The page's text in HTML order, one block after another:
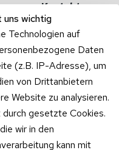
uns wichtig
Technologien auf
Daten
(z.B. IP-Adresse), um
von Drittanbietern
Website zu analysieren.
gesetzte Cookies.
wir in den
kann mit
Kontakt
Haben
Rufen Sie
oder
Sie per